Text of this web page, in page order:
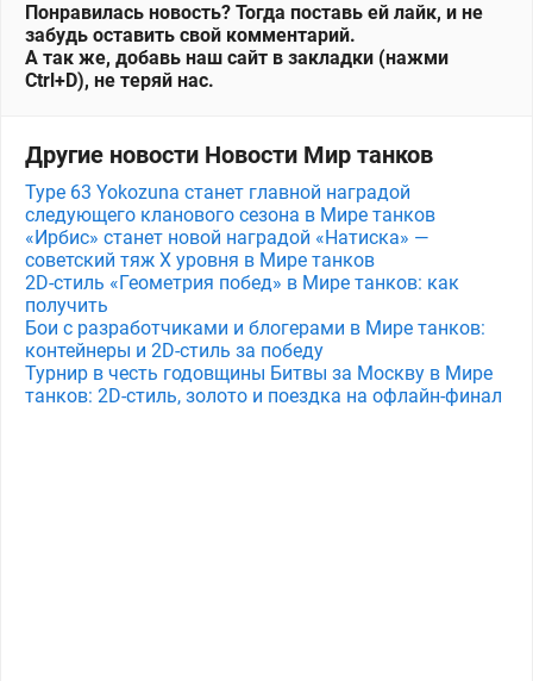
Понравилась новость? Тогда поставь ей лайк, и не
забудь оставить свой комментарий.
А так же, добавь наш сайт в закладки (нажми
Ctrl+D), не теряй нас.
Другие новости Новости Мир танков
Type 63 Yokozuna станет главной наградой
следующего кланового сезона в Мире танков
«Ирбис» станет новой наградой «Натиска» —
советский тяж X уровня в Мире танков
2D-стиль «Геометрия побед» в Мире танков: как
получить
Бои с разработчиками и блогерами в Мире танков:
контейнеры и 2D-стиль за победу
Турнир в честь годовщины Битвы за Москву в Мире
танков: 2D-стиль, золото и поездка на офлайн-финал